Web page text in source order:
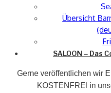
Übersicht
SALOON – Das
Gerne veröffentlichen wir
KOSTENFREI in